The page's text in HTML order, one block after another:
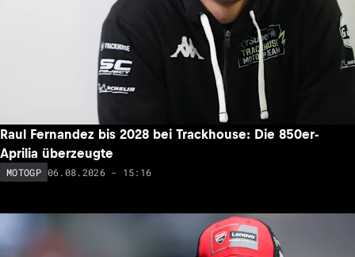
Raul Fernandez bis 2028 bei Trackhouse: Die 850er-
Aprilia überzeugte
MOTOGP 06.08.2026 - 15:16